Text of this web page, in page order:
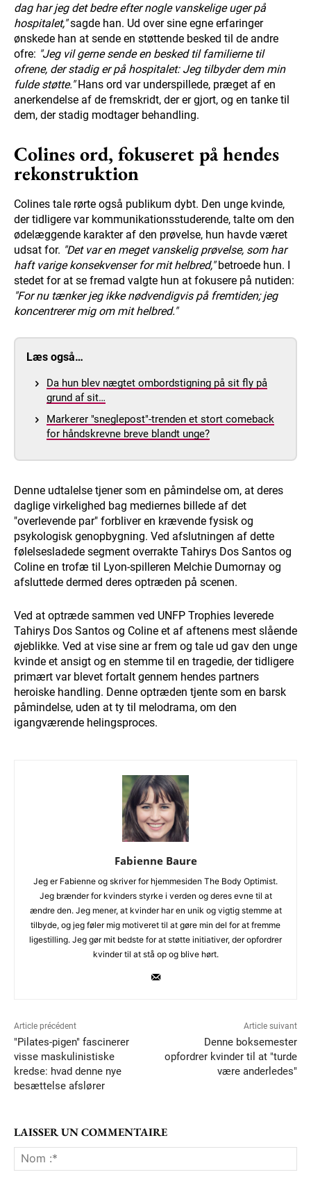
dag har jeg det bedre efter nogle vanskelige uger på
hospitalet,"sagde han. Ud over sine egne erfaringer
ønskede han at sende en støttende besked til de andre
ofre: "Jeg vil gerne sende en besked til familierne til
ofrene, der stadig er på hospitalet: Jeg tilbyder dem min
fulde støtte."Hans ord var underspillede, præget af en
anerkendelse af de fremskridt, der er gjort, og en tanke til
dem, der stadig modtager behandling.
Colines ord, fokuseret på hendes
rekonstruktion
Colines tale rørte også publikum dybt. Den unge kvinde,
der tidligere var kommunikationsstuderende, talte om den
ødelæggende karakter af den prøvelse, hun havde været
udsat for. "Det var en meget vanskelig prøvelse, som har
haft varige konsekvenser for mit helbred,"betroede hun. I
stedet for at se fremad valgte hun at fokusere på nutiden:
"For nu tænker jeg ikke nødvendigvis på fremtiden; jeg
koncentrerer mig om mit helbred."
Læs også…
Da hun blev nægtet ombordstigning på sit fly på
grund af sit…
Markerer "sneglepost"-trenden et stort comeback
for håndskrevne breve blandt unge?
Denne udtalelse tjener som en påmindelse om, at deres
daglige virkelighed bag mediernes billede af det
"overlevende par" forbliver en krævende fysisk og
psykologisk genopbygning. Ved afslutningen af dette
følelsesladede segment overrakte Tahirys Dos Santos og
Coline en trofæ til Lyon-spilleren Melchie Dumornay og
afsluttede dermed deres optræden på scenen.
Ved at optræde sammen ved UNFP Trophies leverede
Tahirys Dos Santos og Coline et af aftenens mest slående
øjeblikke. Ved at vise sine ar frem og tale ud gav den unge
kvinde et ansigt og en stemme til en tragedie, der tidligere
primært var blevet fortalt gennem hendes partners
heroiske handling. Denne optræden tjente som en barsk
påmindelse, uden at ty til melodrama, om den
igangværende helingsproces.
Fabienne Baure
Jeg er Fabienne og skriver for hjemmesiden The Body Optimist.
Jeg brænder for kvinders styrke i verden og deres evne til at
ændre den. Jeg mener, at kvinder har en unik og vigtig stemme at
tilbyde, og jeg føler mig motiveret til at gøre min del for at fremme
ligestilling. Jeg gør mit bedste for at støtte initiativer, der opfordrer
kvinder til at stå op og blive hørt.
Article précédent
"Pilates-pigen" fascinerer
visse maskulinistiske
kredse: hvad denne nye
besættelse afslører
Article suivant
Denne boksemester
opfordrer kvinder til at "turde
være anderledes"
LAISSER UN COMMENTAIRE
:*